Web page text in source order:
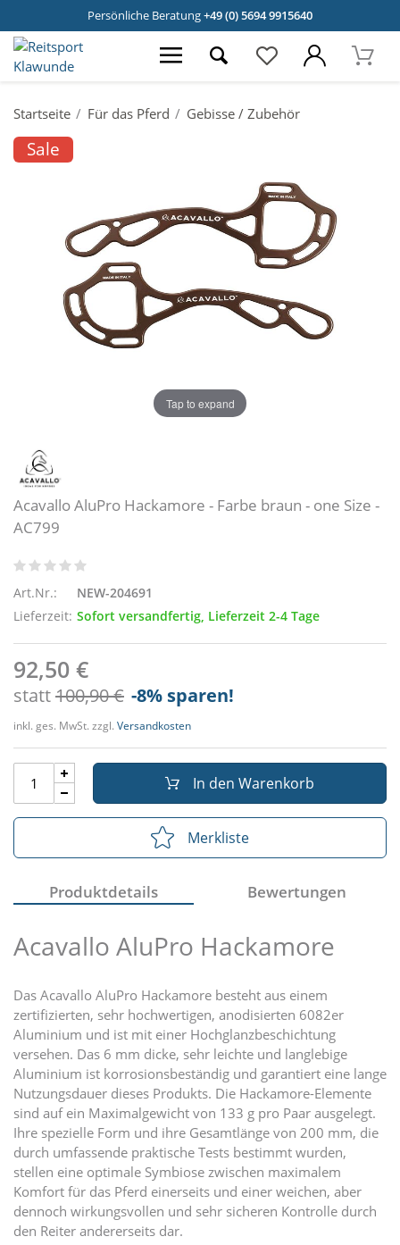
Persönliche Beratung+49 (0) 5694 9915640
Startseite Für das Pferd Gebisse / Zubehör
Sale
Tap to expand
Acavallo AluPro Hackamore - Farbe braun - one Size -
AC799
Art.Nr.:
NEW-204691
Lieferzeit: Sofort versandfertig, Lieferzeit 2-4 Tage
92,50 €
statt100,90 € -8% sparen!
inkl. ges. MwSt. zzgl. Versandkosten
In den Warenkorb
Merkliste
Produktdetails Bewertungen
Acavallo AluPro Hackamore
Das Acavallo AluPro Hackamore besteht aus einem
zertifizierten, sehr hochwertigen, anodisierten 6082er
Aluminium und ist mit einer Hochglanzbeschichtung
versehen. Das 6 mm dicke, sehr leichte und langlebige
Aluminium ist korrosionsbeständig und garantiert eine lange
Nutzungsdauer dieses Produkts. Die Hackamore-Elemente
sind auf ein Maximalgewicht von 133 g pro Paar ausgelegt.
Ihre spezielle Form und ihre Gesamtlänge von 200 mm, die
durch umfassende praktische Tests bestimmt wurden,
stellen eine optimale Symbiose zwischen maximalem
Komfort für das Pferd einerseits und einer weichen, aber
dennoch wirkungsvollen und sehr sicheren Kontrolle durch
den Reiter andererseits dar.